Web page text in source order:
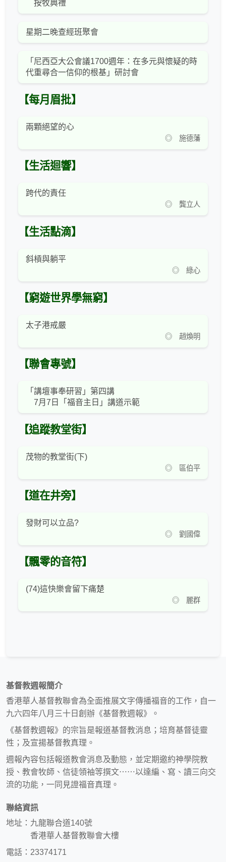
按牧典禮
星期二晚查經班聚會
「尼西亞大公會議1700週年：在多元與懷疑的時
代重尋合一信仰的根基」研討會
【每月眉批】
兩顆絕望的心
◎ 施德藩
【生活迴響】
跨代的責任
◎ 龔立人
【生活點滴】
斜槓與躺平
◎ 綠心
【窮遊世界學無窮】
太子港戒嚴
◎ 趙煥明
【聯會專號】
「講壇事奉研習」第四講
7月7日「福音主日」講道示範
【追蹤教堂街】
茂物的教堂街(下)
◎ 區伯平
【道在井旁】
發財可以立品?
◎ 劉國偉
【飄零的音符】
(74)這快樂會留下痛楚
◎ 麗群
基督教週報簡介
香港華人基督教聯會為全面推展文字傳播福音的工作，自一
九六四年八月三十日創辦《基督教週報》。
《基督教週報》的宗旨是報道基督教消息；培育基督徒靈
性；及宣揚基督教真理。
週報內容包括報道教會消息及動態，並定期邀約神學院教
授、教會牧師、信徒領袖等撰文⋯⋯以達編、寫、讀三向交
流的功能，一同見證福音真理。
聯絡資訊
地址：九龍聯合道140號
香港華人基督教聯會大樓
電話：23374171